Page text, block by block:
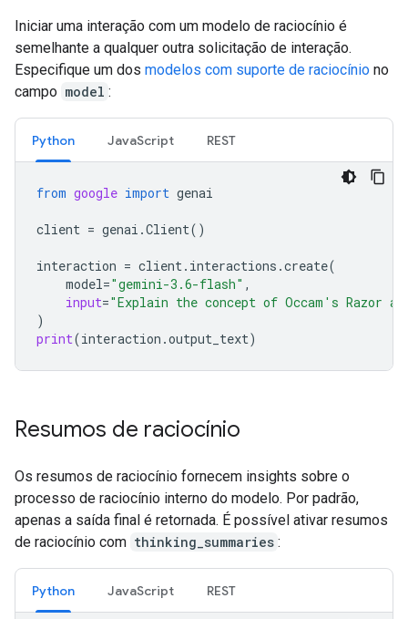
Iniciar uma interação com um modelo de raciocínio é
semelhante a qualquer outra solicitação de interação.
Especifique um dos modelos com suporte de raciocínio no
campo model :
Python JavaScript REST
from google import genai
client = genai .Client()
interaction = client. interactions .create(
model="gemini-3.6-flash" ,
input="Explain the concept of Occam's Razor
)
print(interaction .output_text)
Resumos de raciocínio
Os resumos de raciocínio fornecem insights sobre o
processo de raciocínio interno do modelo. Por padrão,
apenas a saída final é retornada. É possível ativar resumos
de raciocínio com thinking_summaries :
Python JavaScript REST